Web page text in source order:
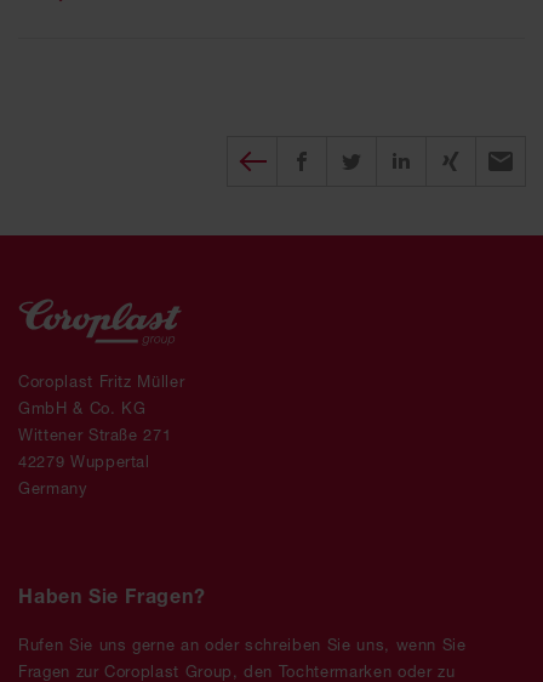
Diesen Beitrag teilen
auf Facebook teilen
auf twitter teilenauf XING
per
Coroplast Fritz Müller
GmbH & Co. KG
Wittener Straße 271
42279 Wuppertal
Germany
Haben Sie Fragen?
Rufen Sie uns gerne an oder schreiben Sie uns, wenn Sie
Fragen zur Coroplast Group, den Tochtermarken oder zu